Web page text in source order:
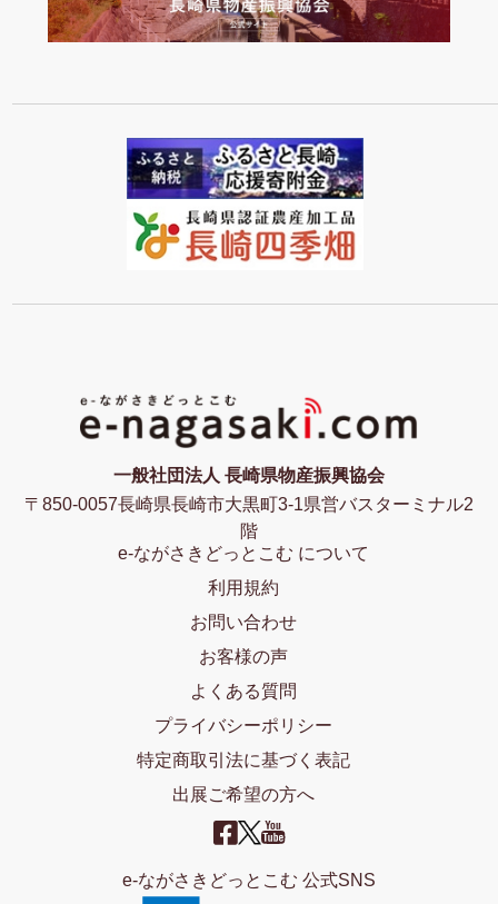
一般社団法人 長崎県物産振興協会
〒850-0057長崎県長崎市大黒町3-1県営バスターミナル2
階
e-ながさきどっとこむ について
利用規約
お問い合わせ
お客様の声
よくある質問
プライバシーポリシー
特定商取引法に基づく表記
出展ご希望の方へ
e-ながさきどっとこむ 公式SNS